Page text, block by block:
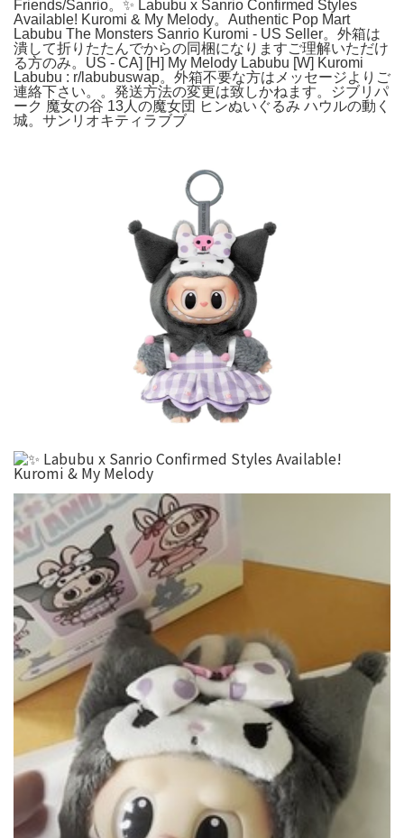
Friends/Sanrio。✨ Labubu x Sanrio Confirmed Styles
Available! Kuromi & My Melody。Authentic Pop Mart
Labubu The Monsters Sanrio Kuromi - US Seller。外箱は
潰して折りたたんでからの同梱になりますご理解いただけ
る方のみ。US - CA] [H] My Melody Labubu [W] Kuromi
Labubu : r/labubuswap。外箱不要な方はメッセージよりご
連絡下さい。。発送方法の変更は致しかねます。ジブリパ
ーク 魔女の谷 13人の魔女団 ヒンぬいぐるみ ハウルの動く
城。サンリオキティラブブ